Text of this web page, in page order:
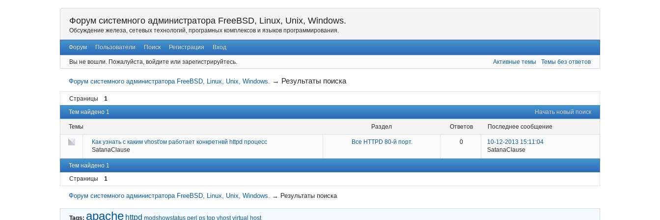
Форум системного администратора FreeBSD, Linux, Unix, Windows.
Обсуждение железа, сетевых технологий, програмных комплексов и языков программирования.
Форум Пользователи Поиск Регистрация Вход
Вы не вошли. Пожалуйста, войдите или зарегистрируйтесь. Активные темы Темы без ответов
Форум системного администратора FreeBSD, Linux, Unix, Windows. → Результаты поиска
Страницы
1
Начать новый поиск
Тем найдено 1
Темы Раздел ответов последнее сообщение
Как узнать с каким vhost'ом работает конкретнвй httpd процесс
SatanaClause
Все HTTPD 80-й порт. 0
10-12-2013 15:11:04
SatanaClause
Тем найдено 1
Страницы
1
Форум системного администратора FreeBSD, Linux, Unix, Windows. → Результаты поиска
Tags: apache httpd modshowstatus perl ps top vhost virtual host